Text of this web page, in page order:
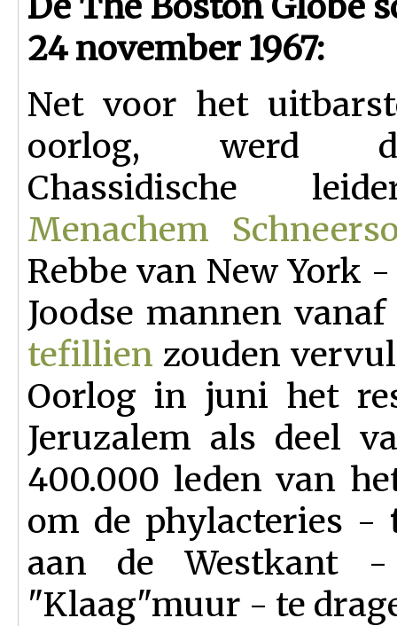
24 november 1967:
Net voor het
oorlog, werd
Chassidische
Menachem
Rebbe van New York
Joodse mannen
tefillien zouden
Oorlog in juni het
Jeruzalem als deel
400.000 leden van
om de phylacteries -
aan de Westkant
"Klaag"muur - te